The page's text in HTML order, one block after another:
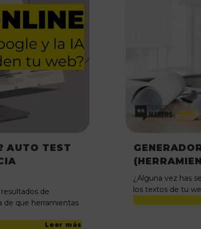
AUTO TEST
de
de que herramientas
Leer más
¿Alguna vez has
los textos de tu